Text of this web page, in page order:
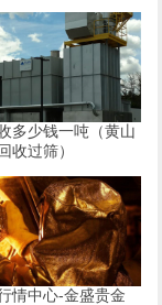
多少钱一吨（黄山
收过筛）
情中心-金盛贵金